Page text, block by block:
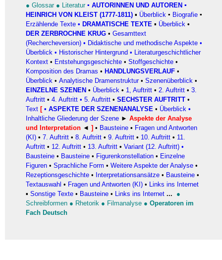
● Glossar ● Literatur ▪ AUTORINNEN UND AUTOREN ▪
HEINRICH VON KLEIST (1777-1811) ▪ Überblick ▪ Biografie ▪
Erzählende Texte • DRAMATISCHE TEXTE ▪ Überblick •
DER ZERBROCHNE KRUG • Gesamttext
(Rechercheversion) • Didaktische und methodische Aspekte •
Überblick • Historischer Hintergrund • Literaturgeschichtlicher
Kontext • Entstehungsgeschichte • Stoffgeschichte •
Komposition des Dramas • HANDLUNGSVERLAUF •
Überblick • Analytische Dramenstruktur• Szenenüberblick •
EINZELNE SZENEN • Überblick • 1, Auftritt • 2. Auftritt • 3.
Auftritt • 4. Auftritt • 5. Auftritt • SECHSTER AUFTRITT •
Text [ • ASPEKTE DER SZENENANALYSE • Überblick •
Inhaltliche Gliederung der Szene ► Aspekte der Analyse
und Interpretation ◄ ] • Bausteine • Fragen und Antworten
(KI) • 7. Auftritt • 8. Auftritt • 9. Auftritt • 10. Auftritt • 11.
Auftritt • 12. Auftritt • 13. Auftritt • Variant (12. Auftritt) •
Bausteine • Bausteine • Figurenkonstellation • Einzelne
Figuren • Sprachliche Form • Weitere Aspekte der Analyse •
Rezeptionsgeschichte • Interpretationsansätze • Bausteine •
Textauswahl • Fragen und Antworten (KI) • Links ins Internet
▪ Sonstige Texte • Bausteine • Links ins Internet ...
●
Schreibformen ● Rhetorik ● Filmanalyse ● Operatoren im
Fach Deutsch